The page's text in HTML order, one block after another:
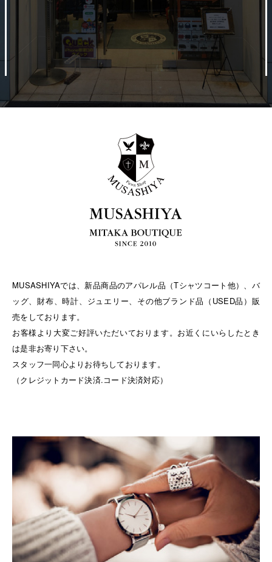
MUSASHIYAでは、新品商品のアパレル品（Tシャツコート他）、バ
ッグ、財布、時計、ジュエリー、その他ブランド品（USED品）販
売をしております。
お客様より大変ご好評いただいております。お近くにいらしたとき
は是非お寄り下さい。
スタッフ一同心よりお待ちしております。
（クレジットカード決済.コード決済対応）